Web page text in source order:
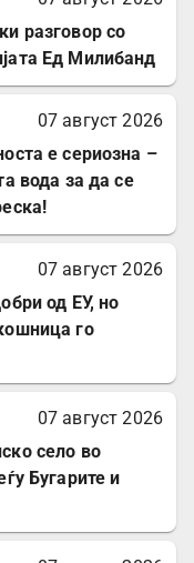
разговор со
Ед Милибанд
07 август 2026
е сериозна –
вода за да се
07 август 2026
од ЕУ, но
го
07 август 2026
село во
Бугарите и